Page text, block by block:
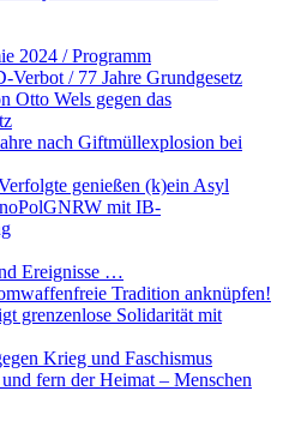
2024 / Programm
Verbot / 77 Jahre Grundgesetz
Otto Wels gegen das
nach Giftmüllexplosion bei
genießen (k)ein Asyl
mit IB-
Ereignisse …
Tradition anknüpfen!
grenzenlose Solidarität mit
Krieg und Faschismus
fern der Heimat – Menschen